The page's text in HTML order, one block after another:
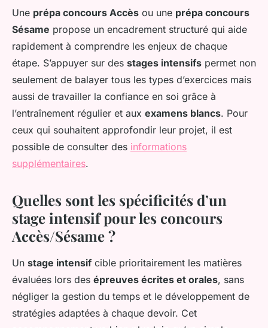
Une prépa concours Accès ou une prépa concours
Sésame propose un encadrement structuré qui aide
rapidement à comprendre les enjeux de chaque
étape. S’appuyer sur des stages intensifs permet non
seulement de balayer tous les types d’exercices mais
aussi de travailler la confiance en soi grâce à
l’entraînement régulier et aux examens blancs. Pour
ceux qui souhaitent approfondir leur projet, il est
possible de consulter des informations
supplémentaires.
Quelles sont les spécificités d’un
stage intensif pour les concours
Accès/Sésame ?
Un stage intensif cible prioritairement les matières
évaluées lors des épreuves écrites et orales, sans
négliger la gestion du temps et le développement de
stratégies adaptées à chaque devoir. Cet